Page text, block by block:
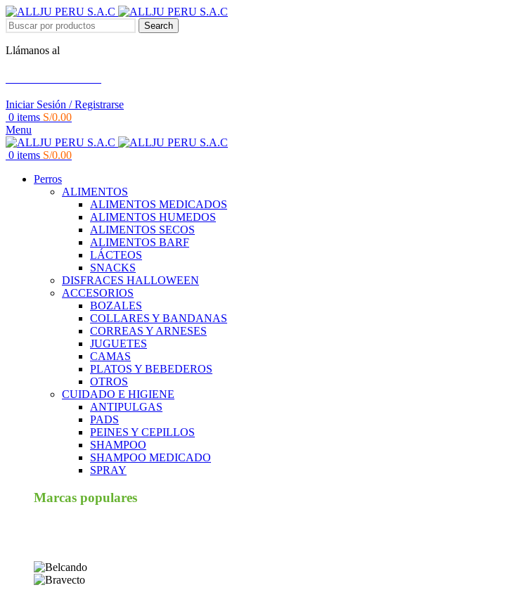
Search
Llámanos al
Iniciar Sesión / Registrarse
0 items S/0.00
Menu
0 items S/0.00
Perros
ALIMENTOS
ALIMENTOS MEDICADOS
ALIMENTOS HUMEDOS
ALIMENTOS SECOS
ALIMENTOS BARF
LÁCTEOS
SNACKS
DISFRACES HALLOWEEN
ACCESORIOS
BOZALES
COLLARES Y BANDANAS
CORREAS Y ARNESES
JUGUETES
CAMAS
PLATOS Y BEBEDEROS
OTROS
CUIDADO E HIGIENE
ANTIPULGAS
PADS
PEINES Y CEPILLOS
SHAMPOO
SHAMPOO MEDICADO
SPRAY
Marcas populares